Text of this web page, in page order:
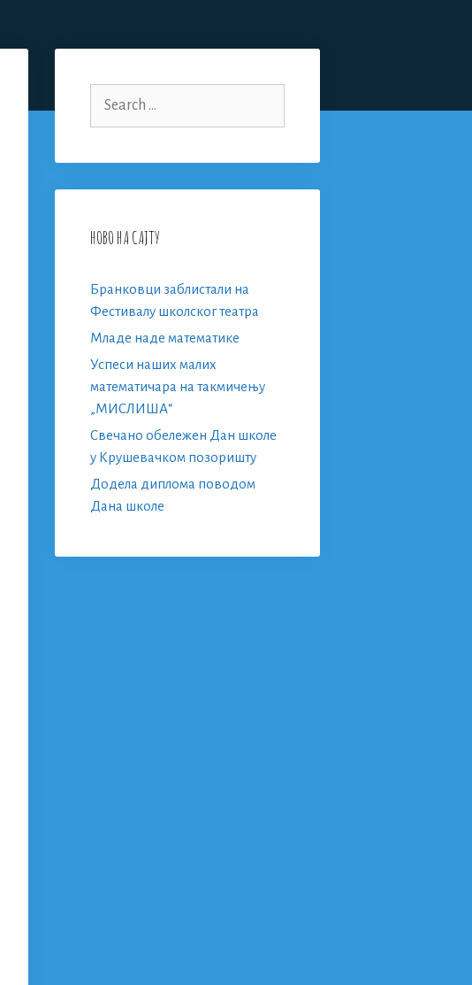
НОВО НА САЈТУ
Бранковци заблистали на
Фестивалу школског театра
Младе наде математике
Успеси наших малих
математичара на такмичењу
„МИСЛИША“
Свечано обележен Дан школе
у Крушевачком позоришту
Додела диплома поводом
Дана школе